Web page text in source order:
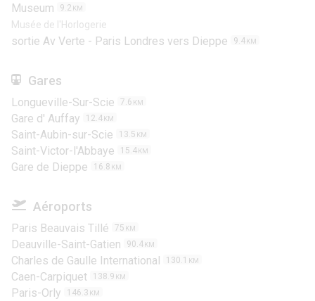
Museum 9.2 KM
Musée de l'Horlogerie
sortie Av Verte - Paris Londres vers Dieppe 9.4 KM
Gares
Longueville-Sur-Scie 7.6 KM
Gare d' Auffay 12.4 KM
Saint-Aubin-sur-Scie 13.5 KM
Saint-Victor-l'Abbaye 15.4 KM
Gare de Dieppe 16.8 KM
Aéroports
Paris Beauvais Tillé 75 KM
Deauville-Saint-Gatien 90.4 KM
Charles de Gaulle International 130.1 KM
Caen-Carpiquet 138.9 KM
Paris-Orly 146.3 KM